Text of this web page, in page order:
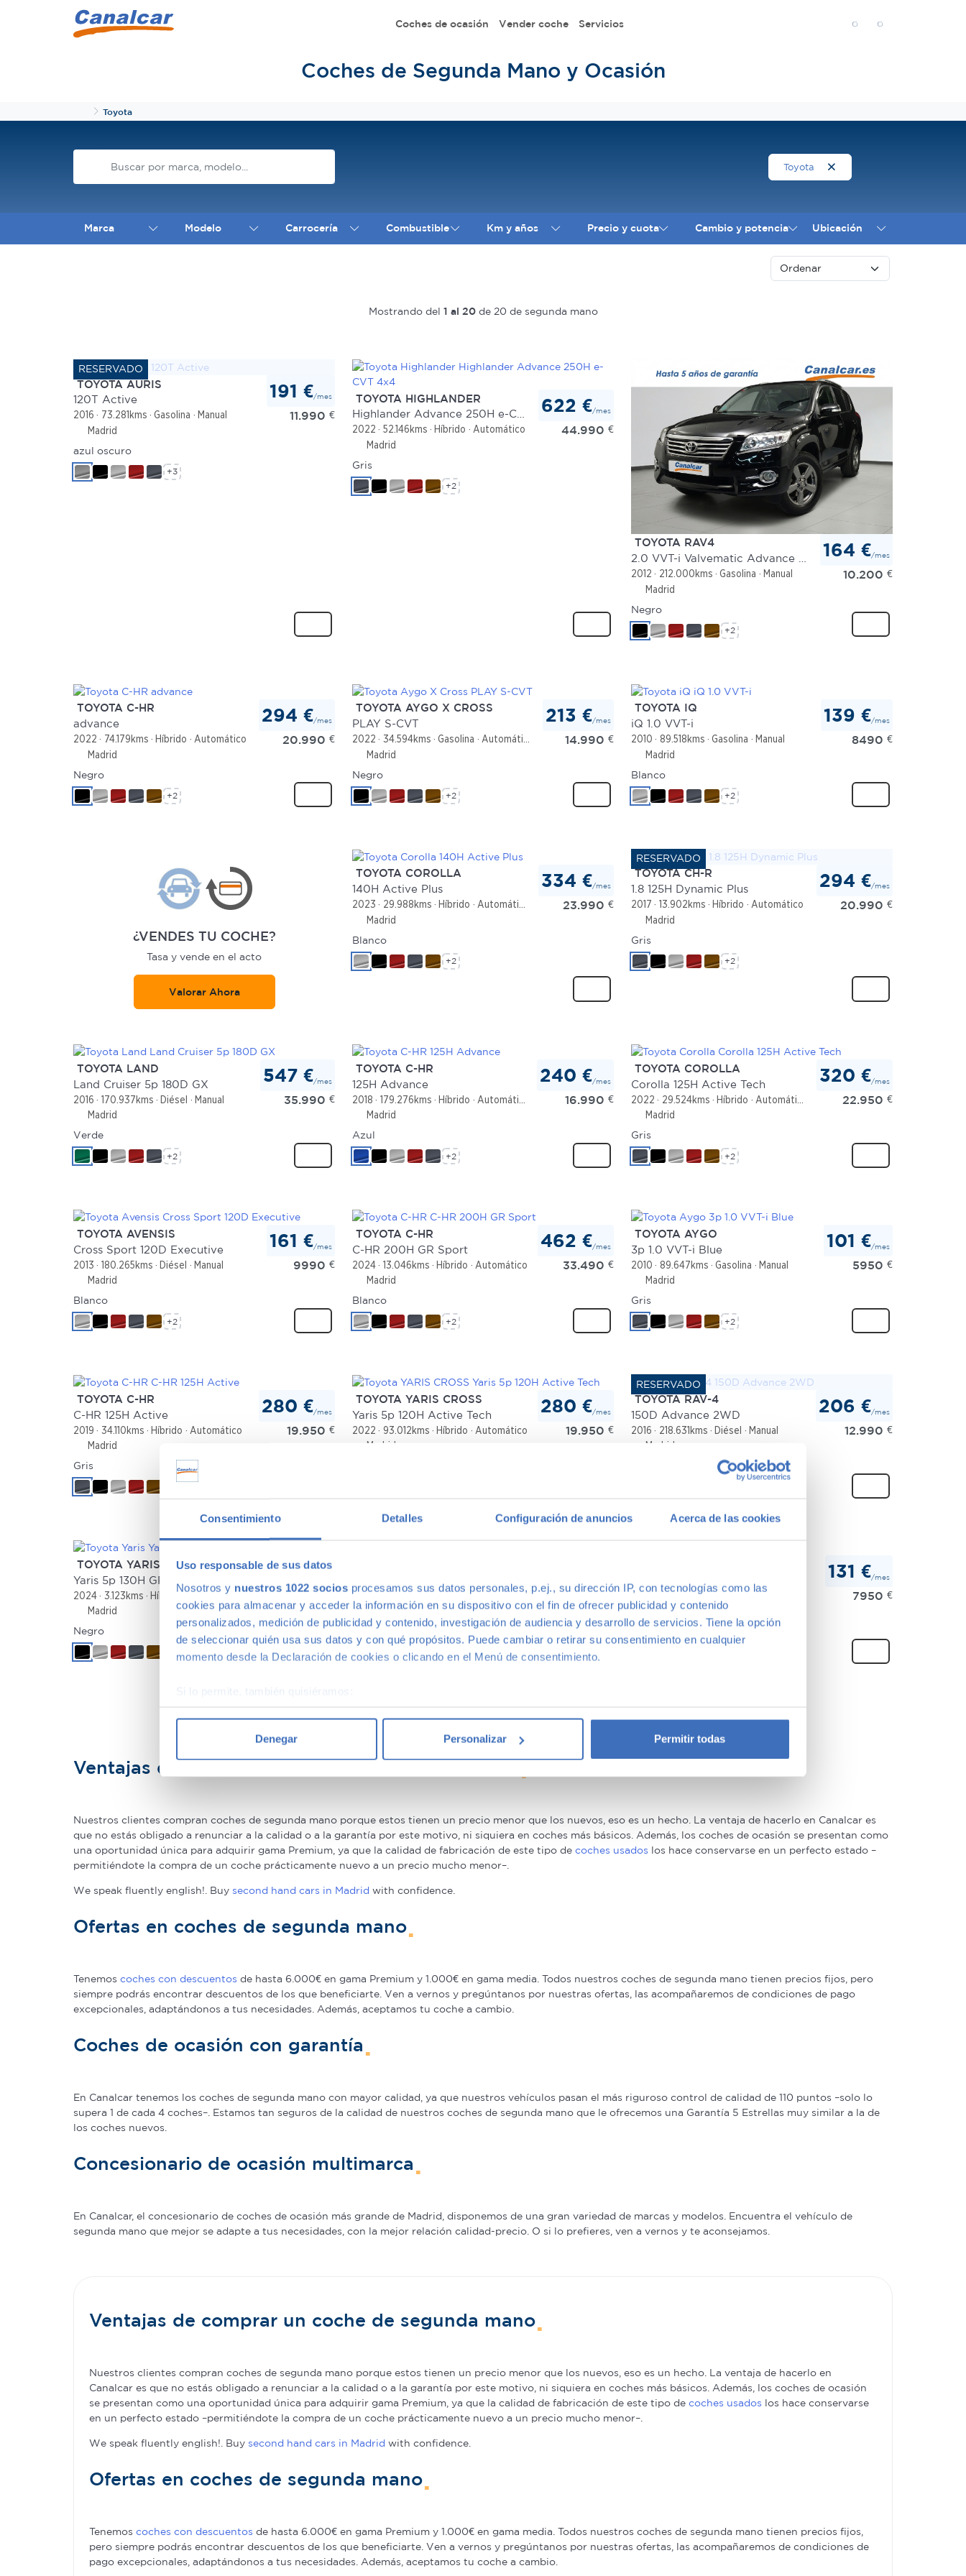
Consentimiento Detalles Configuración de anuncios Acerca de las cookies
Uso responsable de sus datos
Nosotros y nuestros 1022 socios procesamos sus datos personales, p.ej., su dirección IP, con tecnologías como las
cookies para almacenar y acceder la información en su dispositivo con el fin de ofrecer publicidad y contenido
personalizados, medición de publicidad y contenido, investigación de audiencia y desarrollo de servicios. Tiene la opción
de seleccionar quién usa sus datos y con qué propósitos. Puede cambiar o retirar su consentimiento en cualquier
momento desde la Declaración de cookies o clicando en el Menú de consentimiento.
Si lo permite, también quisiéramos:
Recopilar información sobre su ubicación geográfica que puede tener una precisión de varios metros
Obtenga más información sobre cómo se procesan sus datos personales y establezca sus preferencias en la
y analizar el tráfico. Además, compartimos información sobre el uso que haga del sitio web con nuestros partners de
redes sociales, publicidad y análisis web, quienes pueden combinarla con otra información que les haya proporcionado o
que hayan recopilado a partir del uso que haya hecho de sus servicios.
Denegar Personalizar Permitir todas
Coches de ocasión Vender coche Servicios
Coches de Segunda Mano y Ocasión
InicioToyota
Toyota
Marca Modelo Carrocería Combustible Km y años Precio y cuota Cambio y potencia Ubicación
Mostrando del 1 al 20de 20 de segunda mano
TOYOTA AURIS
120T Active
2016 73.281kms Gasolina
Manual
Madrid
191 €/mes
11.990 €
azul oscuro
+3
TOYOTA HIGHLANDER
Highlander Advance 250H e-CVT 4x4
2022 52.146kms Híbrido
Automático
Madrid
622 €/mes
44.990 €
Gris
+2
TOYOTA RAV4
2012 212.000kms Gasolina
Manual
Madrid
164 €/mes
10.200 €
Negro
+2
TOYOTA C-HR
advance
2022 74.179kms Híbrido
Automático
Madrid
294 €/mes
20.990 €
Negro
+2
TOYOTA AYGO X CROSS
PLAY S-CVT
2022 34.594kms Gasolina
Automático
Madrid
213 €/mes
14.990 €
Negro
+2
TOYOTA IQ
iQ 1.0 VVT-i
2010 89.518kms Gasolina
Manual
Madrid
139 €/mes
8490 €
Blanco
+2
¿VENDES TU COCHE?
Tasa y vende en el acto
Valorar Ahora
TOYOTA COROLLA
140H Active Plus
2023 29.988kms Híbrido
Automático
Madrid
334 €/mes
23.990 €
Blanco
+2
TOYOTA CH-R
1.8 125H Dynamic Plus
2017 13.902kms Híbrido
Automático
Madrid
294 €/mes
20.990 €
Gris
+2
TOYOTA LAND
Land Cruiser 5p 180D GX
2016 170.937kms Diésel
Manual
Madrid
547 €/mes
35.990 €
Verde
+2
TOYOTA C-HR
125H Advance
2018 179.276kms Híbrido
Automático
Madrid
240 €/mes
16.990 €
Azul
+2
TOYOTA COROLLA
Corolla 125H Active Tech
2022 29.524kms Híbrido
Automático
Madrid
320 €/mes
22.950 €
Gris
+2
TOYOTA AVENSIS
Cross Sport 120D Executive
2013 180.265kms Diésel
Manual
Madrid
161 €/mes
9990 €
Blanco
+2
TOYOTA C-HR
C-HR 200H GR Sport
2024 13.046kms Híbrido
Automático
Madrid
462 €/mes
33.490 €
Blanco
+2
TOYOTA AYGO
3p 1.0 VVT-i Blue
2010 89.647kms Gasolina
Manual
Madrid
101 €/mes
5950 €
Gris
+2
TOYOTA C-HR
C-HR 125H Active
2019 34.110kms Híbrido
Automático
Madrid
280 €/mes
19.950 €
Gris
TOYOTA YARIS CROSS
Yaris 5p 120H Active Tech
2022 93.012kms Híbrido
Automático
Madrid
280 €/mes
19.950 €
TOYOTA RAV-4
150D Advance 2WD
2016 218.631kms Diésel
Manual
Madrid
206 €/mes
12.990 €
TOYOTA YARIS
Yaris 5p 130H GR Sport
2024 3.123kms Híbrido
Automático
Madrid
340 €
24.450 €
Negro
2023 2.223kms Híbrido
Automático
Madrid
26.915 € 2009 76.339kms Gasolina
Manual
Madrid
131 €/mes
7950 €
Ventajas de comprar un coche de segunda mano
Nuestros clientes compran coches de segunda mano porque estos tienen un precio menor que los nuevos, eso es un hecho. La ventaja de hacerlo en Canalcar es
que no estás obligado a renunciar a la calidad o a la garantía por este motivo, ni siquiera en coches más básicos. Además, los coches de ocasión se presentan como
una oportunidad única para adquirir gama Premium, ya que la calidad de fabricación de este tipo de coches usados los hace conservarse en un perfecto estado –
permitiéndote la compra de un coche prácticamente nuevo a un precio mucho menor–.
We speak fluently english!. Buy second hand cars in Madrid with confidence.
Ofertas en coches de segunda mano
Tenemos coches con descuentos de hasta 6.000€ en gama Premium y 1.000€ en gama media. Todos nuestros coches de segunda mano tienen precios fijos, pero
siempre podrás encontrar descuentos de los que beneficiarte. Ven a vernos y pregúntanos por nuestras ofertas, las acompañaremos de condiciones de pago
excepcionales, adaptándonos a tus necesidades. Además, aceptamos tu coche a cambio.
Coches de ocasión con garantía
En Canalcar tenemos los coches de segunda mano con mayor calidad, ya que nuestros vehículos pasan el más riguroso control de calidad de 110 puntos –solo lo
supera 1 de cada 4 coches–. Estamos tan seguros de la calidad de nuestros coches de segunda mano que le ofrecemos una Garantía 5 Estrellas muy similar a la de
los coches nuevos.
Concesionario de ocasión multimarca
En Canalcar, el concesionario de coches de ocasión más grande de Madrid, disponemos de una gran variedad de marcas y modelos. Encuentra el vehículo de
segunda mano que mejor se adapte a tus necesidades, con la mejor relación calidad-precio. O si lo prefieres, ven a vernos y te aconsejamos.
Ventajas de comprar un coche de segunda mano
Nuestros clientes compran coches de segunda mano porque estos tienen un precio menor que los nuevos, eso es un hecho. La ventaja de hacerlo en
Canalcar es que no estás obligado a renunciar a la calidad o a la garantía por este motivo, ni siquiera en coches más básicos. Además, los coches de ocasión
se presentan como una oportunidad única para adquirir gama Premium, ya que la calidad de fabricación de este tipo de coches usados los hace conservarse
en un perfecto estado –permitiéndote la compra de un coche prácticamente nuevo a un precio mucho menor–.
We speak fluently english!. Buy second hand cars in Madrid with confidence.
Ofertas en coches de segunda mano
Tenemos coches con descuentos de hasta 6.000€ en gama Premium y 1.000€ en gama media. Todos nuestros coches de segunda mano tienen precios fijos,
pero siempre podrás encontrar descuentos de los que beneficiarte. Ven a vernos y pregúntanos por nuestras ofertas, las acompañaremos de condiciones de
pago excepcionales, adaptándonos a tus necesidades. Además, aceptamos tu coche a cambio.